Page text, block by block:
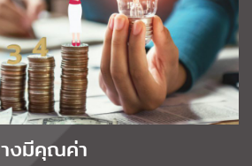
งมีคุณค่า